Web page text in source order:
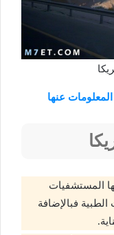
عنها
المستشفيات
فبالإضافة